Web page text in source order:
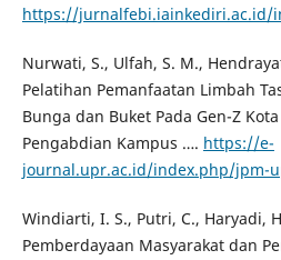
https://jurnalfebi.iainkediri.ac.id/
​Nurwati, S., Ulfah, S. M.,
Pelatihan Pemanfaatan Limbah
Bunga dan Buket Pada Gen-Z
Pengabdian Kampus …. https://e-
journal.upr.ac.id/index.php/jpm-
​Windiarti, I. S., Putri, C., Haryadi,
Pemberdayaan Masyarakat dan